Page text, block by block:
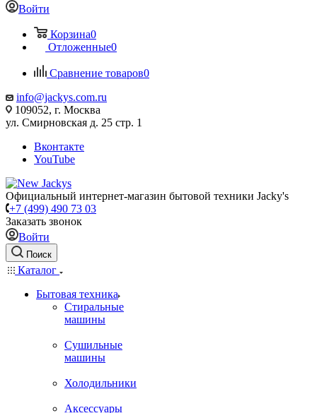
Войти
Корзина0
Отложенные0
Сравнение товаров0
info@jackys.com.ru
109052, г. Москва
ул. Смирновская д. 25 стр. 1
Вконтакте
YouTube
Официальный интернет-магазин бытовой техники Jacky's
+7 (499) 490 73 03
Заказать звонок
Войти
Поиск
Каталог
Бытовая техника
Стиральные
машины
Сушильные
машины
Холодильники
Аксессуары